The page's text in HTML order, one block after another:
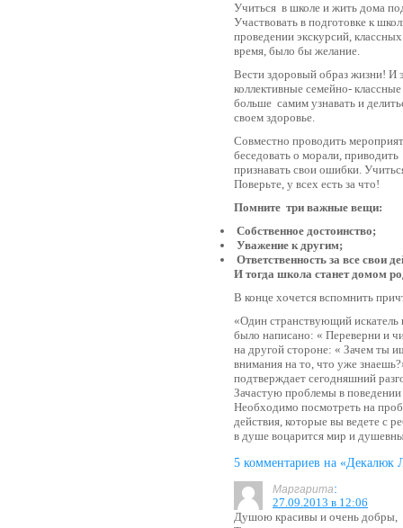
Учиться в школе и жить дома
Участвовать в подготовке к
проведении экскурсий,
время, было бы желание.
Вести здоровый образ жизни! И
коллективные семейно-
больше самим узнавать и
своем здоровье.
Совместно проводить
беседовать о морали,
признавать свои ошибки.
Поверьте, у всех есть за что!
Помните три важные вещи:
Собственное достоинство;
Уважение к другим;
Ответственность за все свои
И тогда школа станет домом
В конце хочется вспомнить
«Один странствующий
было написано: « Переверни и
на другой стороне: « Зачем ты
внимания на то, что уже
подтверждает сегодняшний
Зачастую проблемы в
Необходимо посмотреть на
действия, которые вы ведете с
в душе воцарится мир и
5 комментариев на «Декалюк
Маргарита:
27.09.2013 в 12:06
Душою красивы и очень добры,